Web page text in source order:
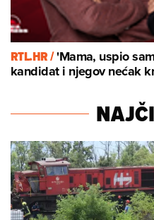
RTL.HR /'Mama, uspio
kandidat i njegov nećak